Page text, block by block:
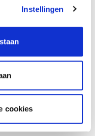
Instellingen
cookies